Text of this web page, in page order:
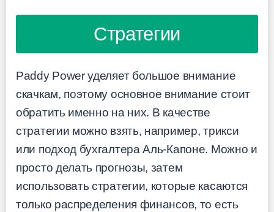
Стратегии
Paddy Power уделяет большое внимание
скачкам, поэтому основное внимание стоит
обратить именно на них. В качестве
стратегии можно взять, например, трикси
или подход бухгалтера Аль-Капоне. Можно и
просто делать прогнозы, затем
использовать стратегии, которые касаются
только распределения финансов, то есть